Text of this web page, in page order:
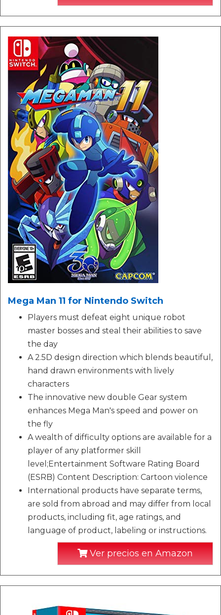
Mega Man 11 for Nintendo Switch
Players must defeat eight unique robot
master bosses and steal their abilities to save
the day
A 2.5D design direction which blends beautiful,
hand drawn environments with lively
characters
The innovative new double Gear system
enhances Mega Man's speed and power on
the fly
A wealth of difficulty options are available for a
player of any platformer skill
level;Entertainment Software Rating Board
(ESRB) Content Description: Cartoon violence
International products have separate terms,
are sold from abroad and may differ from local
products, including fit, age ratings, and
language of product, labeling or instructions.
Ver precios en Amazon